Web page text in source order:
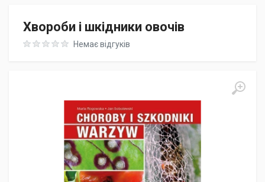
Хвороби і шкідники овочів
Rating: 0 out of 5Немає відгуків